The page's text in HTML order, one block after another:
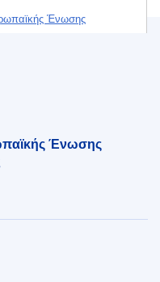
Ένωσης
Ένωσης
Ένωσης